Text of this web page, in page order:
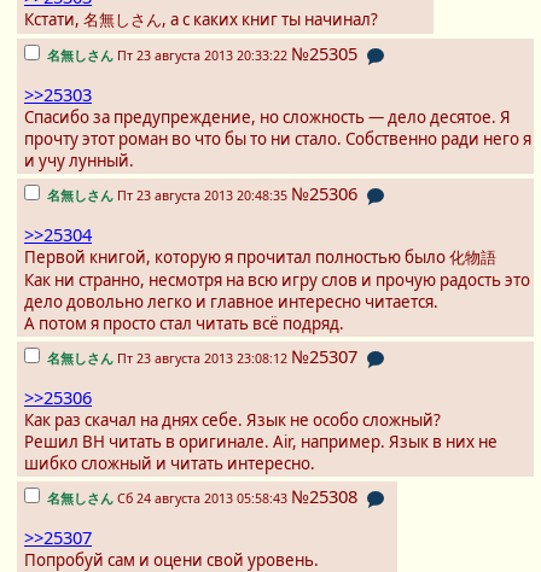
Кстати, 名無しさん, а с каких книг ты начинал?
名無しさん Пт 23 августа 2013 20:33:22 №25305
>>25303
Спасибо за предупреждение, но сложность — дело десятое. Я
прочту этот роман во что бы то ни стало. Собственно ради него я
и учу лунный.
名無しさん Пт 23 августа 2013 20:48:35 №25306
>>25304
Первой книгой, которую я прочитал полностью было 化物語
Как ни странно, несмотря на всю игру слов и прочую радость это
дело довольно легко и главное интересно читается.
А потом я просто стал читать всё подряд.
名無しさん Пт 23 августа 2013 23:08:12 №25307
>>25306
Как раз скачал на днях себе. Язык не особо сложный?
Решил ВН читать в оригинале. Air, например. Язык в них не
шибко сложный и читать интересно.
名無しさん Сб 24 августа 2013 05:58:43 №25308
>>25307
Попробуй сам и оцени свой уровень.